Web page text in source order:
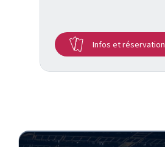
Infos et réservation